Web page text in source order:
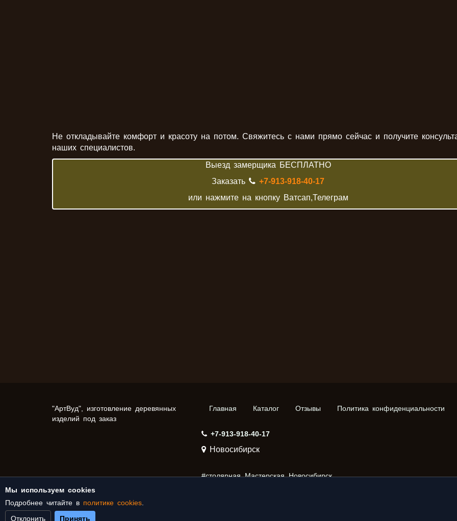
Не откладывайте комфорт и красоту на потом. Свяжитесь с нами прямо сейчас и получите
наших специалистов.
Выезд замерщика БЕСПЛАТНО
Заказать
+7-913-918-40-17
или нажмите на кнопку Ватсап,Телеграм
"АртВуд", изготовление деревянных
изделий под заказ
Главная Каталог Отзывы Политика конфиденциальности
+7-913-918-40-17
Новосибирск
#столярная_Мастерская_Новосибирск
Мы используем cookies
Подробнее читайте в политике cookies
Отклонить
Принять